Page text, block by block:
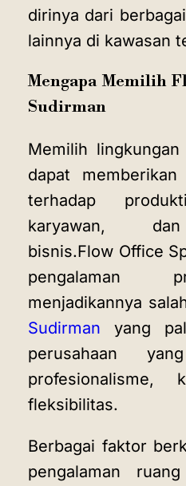
dirinya dari
lainnya di kawasan
Mengapa Memilih
Sudirman
Memilih
dapat
terhadap
karyawan,
bisnis.Flow Office
pengalaman
menjadikannya
Sudirman yang
perusahaan
profesionalisme,
fleksibilitas.
Berbagai faktor
pengalaman